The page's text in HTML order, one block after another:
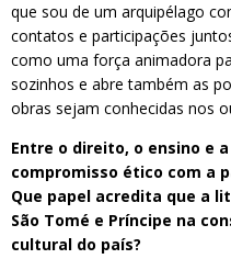
que sou de um arquipélago
contatos e participações
como uma força animadora
sozinhos e abre também as
obras sejam conhecidas nos
Entre o direito, o ensino e
compromisso ético com a
Que papel acredita que a
São Tomé e Príncipe na
cultural do país?